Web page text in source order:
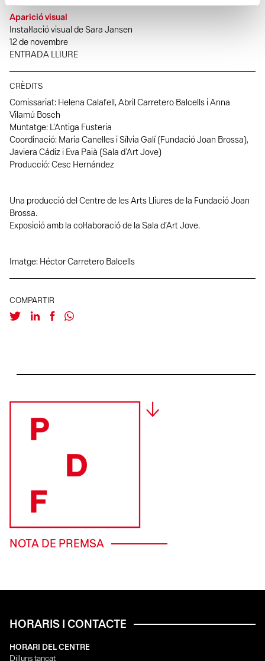
Aparició visual
Instal·lació visual de Sara Jansen
12 de novembre
ENTRADA LLIURE
CRÈDITS
Comissariat: Helena Calafell, Abril Carretero Balcells i Anna
Vilamú Bosch
Muntatge: L’Antiga Fusteria
Coordinació: Maria Canelles i Sílvia Galí (Fundació Joan Brossa),
Javiera Cádiz i Eva Paià (Sala d’Art Jove)
Producció: Cesc Hernández
Una producció del Centre de les Arts Lliures de la Fundació Joan
Brossa.
Exposició amb la col·laboració de la Sala d’Art Jove.
Imatge: Héctor Carretero Balcells
COMPARTIR
NOTA DE PREMSA
HORARIS I CONTACTE
HORARI DEL CENTRE
Dilluns tancat